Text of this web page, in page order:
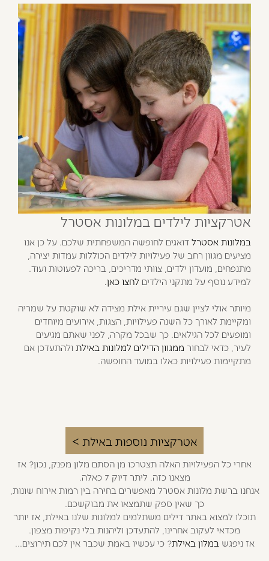
אטרקציות לילדים במלונות אסטרל
במלונות אסטרל דואגים לחופשה המשפחתית שלכם. על כן אנו
מציעים מגוון רחב של פעילויות לילדים הכוללות עמדות יצירה,
מתנפחים, מועדון ילדים, צוותי מדריכים, בריכה לפעוטות ועוד.
למידע נוסף על מתקני הילדים לחצו כאן.
מיותר אולי לציין שגם עיריית אילת מצידה לא שוקטת על שמריה
ומקיימת לאורך כל השנה פעילויות, הצגות, אירועים מיוחדים
ומופעים לכל הגילאים. כך שבכל מקרה, לפני שאתם מגיעים
לעיר, כדאי לבחור ממגוון הדילים למלונות באילת ולהתעדכן אם
מתקיימות פעילויות כאלו במועד החופשה.
אחרי כל הפעילויות האלה תצטרכו מן הסתם מלון מפנק, נכון? אז
מצאנו כזה. ליתר דיוק 7 כאלה.
אנחנו ברשת מלונות אסטרל מאפשרים בחירה בין רמות אירוח שונות,
כך שאין ספק שתמצאו את מבוקשכם.
תוכלו למצוא באתר דילים משתלמים למלונות שלנו באילת, אז יותר
מכדאי לעקוב אחרינו, להתעדכן וליהנות בלי נקיפות מצפון.
אז ניפגש במלון באילת? כי עכשיו באמת שכבר אין לכם תירוצים...